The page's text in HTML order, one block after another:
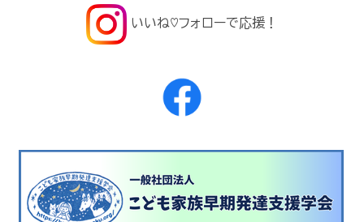
いいね♡フォローで応援！